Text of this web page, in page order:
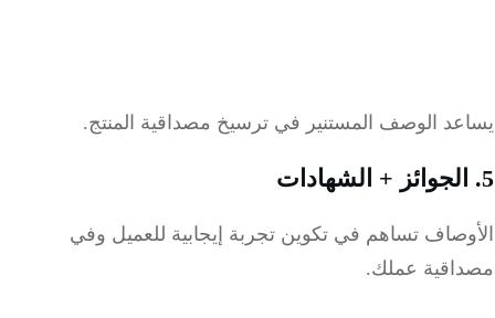
الوصف المستنير في ترسيخ مصداقية المنتج.
تساهم في تكوين تجربة إيجابية للعميل وفي
عملك.